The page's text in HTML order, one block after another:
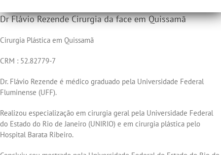
Dr Flávio Rezende Cirurgia da face em Quissamã
Cirurgia Plástica em Quissamã
CRM : 52.82779-7
Dr. Flávio Rezende é médico graduado pela Universidade Federal
Fluminense (UFF).
Realizou especialização em cirurgia geral pela Universidade Federal
do Estado do Rio de Janeiro (UNIRIO) e em cirurgia plástica pelo
Hospital Barata Ribeiro.